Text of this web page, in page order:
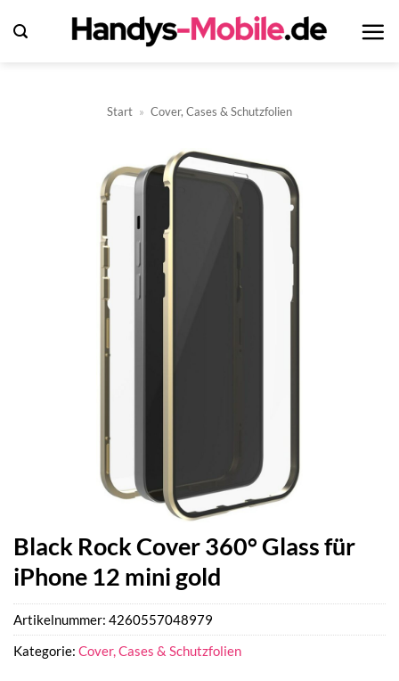
Inhalt
Start » Cover, Cases & Schutzfolien
Black Rock Cover 360° Glass für
iPhone 12 mini gold
Artikelnummer: 4260557048979
Kategorie: Cover, Cases & Schutzfolien